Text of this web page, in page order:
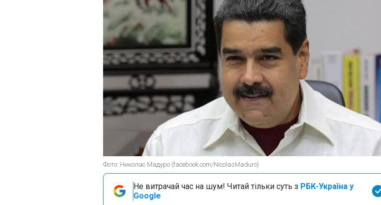
Фото: Николас Мадуро (facebook.com/NicolasMaduro)
Не витрачай час на шум! Читай тільки суть з РБК-Україна у
Google